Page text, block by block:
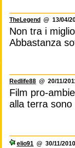
TheLegend @ 13/04/
Non tra i
Abbastanza
Redlife88 @ 20/11/
Film pro-
alla terra
elio91 @ 30/11/